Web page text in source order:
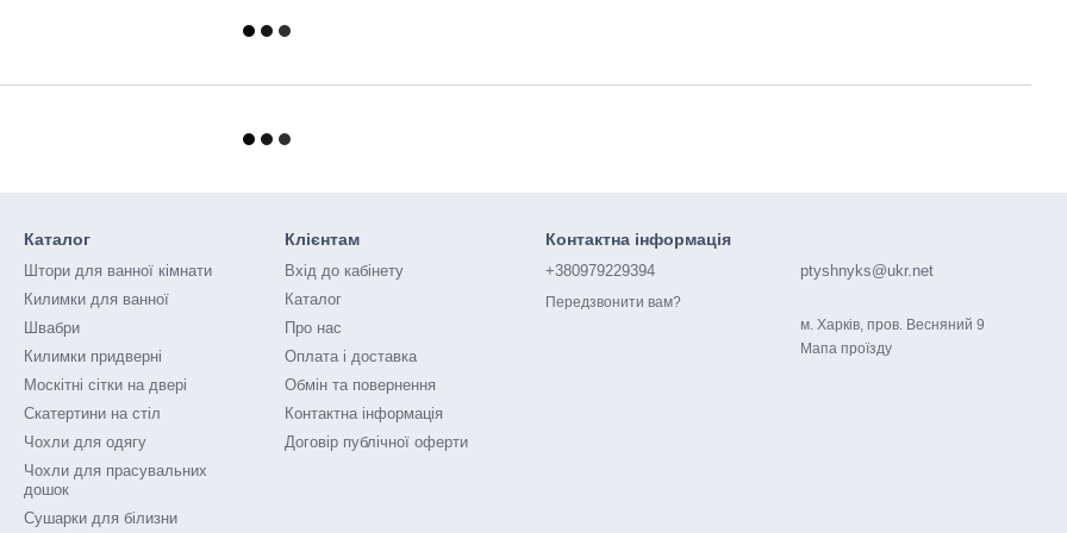
Каталог
Штори для ванної кімнати
Килимки для ванної
Швабри
Килимки придверні
Москітні сітки на двері
Скатертини на стіл
Чохли для одягу
Чохли для прасувальних
дошок
Сушарки для білизни
Клієнтам
Вхід до кабінету
Каталог
Про нас
Оплата і доставка
Обмін та повернення
Контактна інформація
Договір публічної оферти
Контактна інформація
+380979229394
Передзвонити вам?
ptyshnyks@ukr.net
м. Харків, пров. Весняний 9
Мапа проїзду